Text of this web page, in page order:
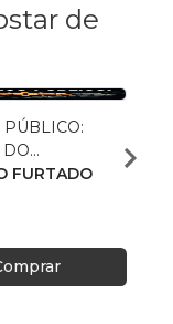
de
PÚBLICO:
FURTADO
de